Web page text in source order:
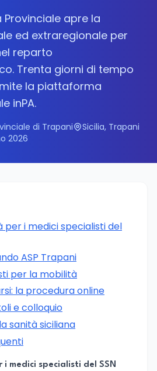
Provinciale apre la
ed extraregionale per
reparto
Trenta giorni di tempo
la piattaforma
inPA.
di Trapani
Sicilia, Trapani
2026
per i medici specialisti del
ASP Trapani
per la mobilità
la procedura online
e colloquio
sanità siciliana
medici specialisti del SSN